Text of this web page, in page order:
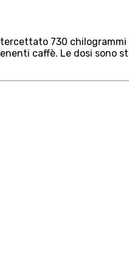
730
caffè. Le dosi sono